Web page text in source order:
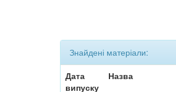
Знайдені матеріали:
Дата
випуску
Назва